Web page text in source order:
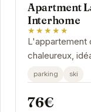
Apartment
Interhome
★★★★★
L'appartement
chaleureux,
journée sur
parking ski
76€